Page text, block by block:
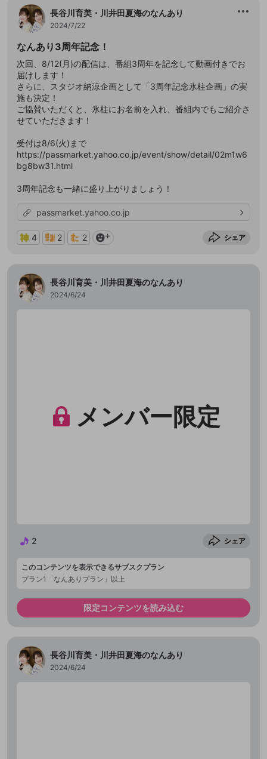
長谷川育美・川井田夏海のなんあり
2024/7/22
なんあり3周年記念！
次回、8/12(月)の配信は、番組3周年を記念して動画付きでお
届けします！
さらに、スタジオ納涼企画として「3周年記念氷柱企画」の実
施も決定！
ご協賛いただくと、氷柱にお名前を入れ、番組内でもご紹介さ
せていただきます！
受付は8/6(火)まで
https://passmarket.yahoo.co.jp/event/show/detail/02m1w6
bg8bw31.html
3周年記念も一緒に盛り上がりましょう！
passmarket.yahoo.co.jp
4 2 2 シェア
長谷川育美・川井田夏海のなんあり
2024/6/24
メンバー限定
2 シェア
このコンテンツを表示できるサブスクプラン
プラン1「なんありプラン」以上
限定コンテンツを読み込む
長谷川育美・川井田夏海のなんあり
2024/6/24